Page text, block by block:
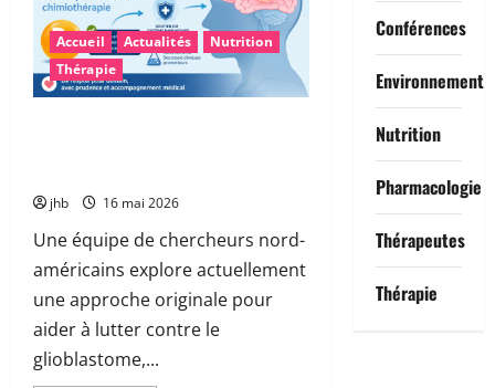
et
si
le
microbiote
intestinal
permettait
Accueil Actualités
Nutrition
Thérapie
jhb 16 mai 2026
Une équipe de chercheurs nord-
américains explore actuellement
une approche originale pour
aider à lutter contre le
glioblastome,...
Conférences
Environnement
Nutrition
Pharmacologie
Thérapeutes
Thérapie